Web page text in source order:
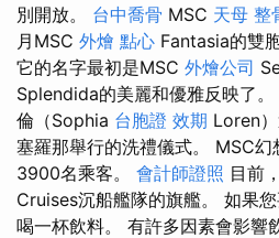
別開放。 台中喬骨 MSC 天母 整
月MSC 外燴 點心 Fantasia的雙
它的名字最初是MSC 外燴公司
Splendida的美麗和優雅反映了。
倫（Sophia 台胞證 效期 Loren
塞羅那舉行的洗禮儀式。 MSC
3900名乘客。 會計師證照 目前
Cruises沉船艦隊的旗艦。 如果
喝一杯飲料。 有許多因素會影響